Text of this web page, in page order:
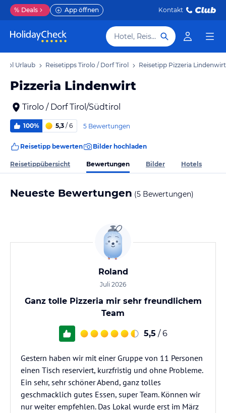
% Deals App öffnen Kontakt
Hotel, Reiseziel
Urlaub Reisetipps Tirolo / Dorf Tirol Reisetipp Pizzeria Lindenwirt
Pizzeria Lindenwirt
Tirolo / Dorf Tirol/Südtirol
100% 5,3 / 6 5 Bewertungen
Reisetipp bewerten Bilder hochladen
Reisetippübersicht Bewertungen Bilder Hotels
Neueste Bewertungen (5 Bewertungen)
Roland
Juli 2026
Ganz tolle Pizzeria mir sehr freundlichem
Team
5,5 / 6
Gestern haben wir mit einer Gruppe von 11 Personen
einen Tisch reserviert, kurzfristig und ohne Probleme.
Ein sehr, sehr schöner Abend, ganz tolles
geschmacklich gutes Essen, super Team. Können wir
nur weiter empfehlen. Das Lokal wurde erst im März